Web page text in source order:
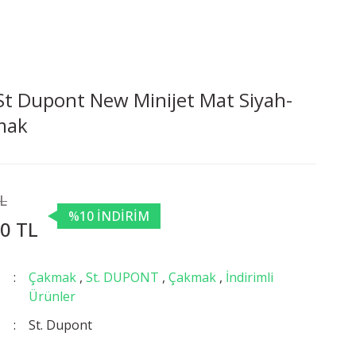
Dupont New Minijet Mat Siyah-
TL %10 İNDİRİM
Çakmak , St. DUPONT , Çakmak , İndirimli
Ürünler
St. Dupont